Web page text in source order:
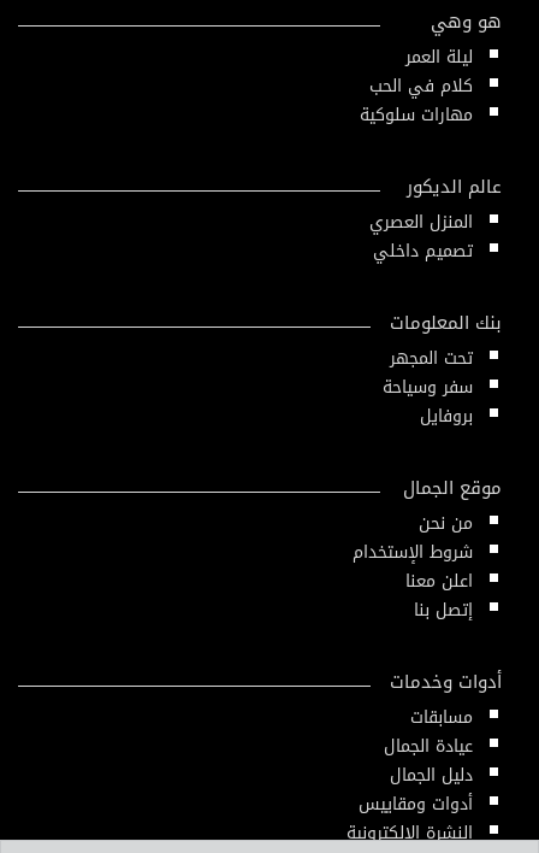
هو وهي
ليلة العمر
كلام في الحب
مهارات سلوكية
عالم الديكور
المنزل العصري
تصميم داخلي
بنك المعلومات
تحت المجهر
سفر وسياحة
بروفايل
موقع الجمال
من نحن
شروط الإستخدام
اعلن معنا
إتصل بنا
أدوات وخدمات
مسابقات
عيادة الجمال
دليل الجمال
أدوات ومقاييس
النشرة الإلكترونية